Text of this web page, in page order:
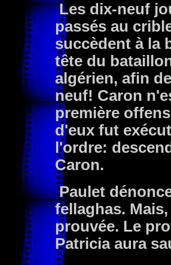
Les dix-neuf
passés au
succèdent à la
tête du
algérien, afin
neuf! Caron
première
d'eux fut
l'ordre:
Caron.
Paulet
fellaghas.
prouvée. Le
Patricia aura